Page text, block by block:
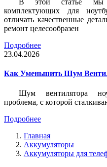
В этой статье мы
комплектующих для
отличать качественные
ремонт целесообразен
Подробнее
23.04.2026
Как Уменьшить Шум
Шум вентилятора
проблема, с которой
Подробнее
Главная
Аккумуляторы
Аккумуляторы для